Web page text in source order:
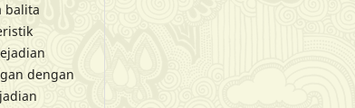
balita
dengan